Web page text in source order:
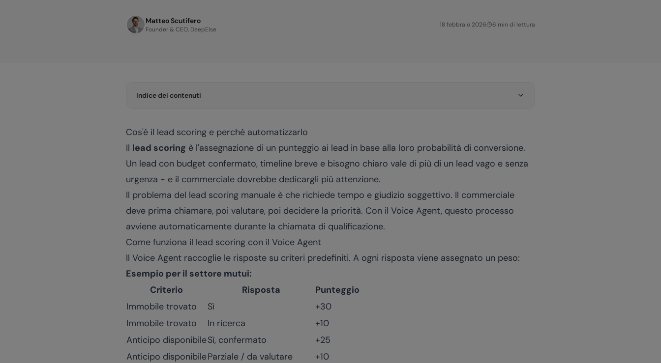
Matteo Scutifero
Founder & CEO, DeepElse
18 febbraio 2026 6 min di lettura
Indice dei contenuti
Cos'è il lead scoring e perché automatizzarlo
Il lead scoring è l'assegnazione di un punteggio ai lead in base alla loro probabilità di conversione.
Un lead con budget confermato, timeline breve e bisogno chiaro vale di più di un lead vago e senza
urgenza - e il commerciale dovrebbe dedicargli più attenzione.
Il problema del lead scoring manuale è che richiede tempo e giudizio soggettivo. Il commerciale
deve prima chiamare, poi valutare, poi decidere la priorità. Con il Voice Agent, questo processo
avviene automaticamente durante la chiamata di qualificazione.
Come funziona il lead scoring con il Voice Agent
Il Voice Agent raccoglie le risposte su criteri predefiniti. A ogni risposta viene assegnato un peso:
Esempio per il settore mutui:
Criterio
Risposta
Punteggio
Immobile trovato
Sì
+30
Immobile trovato
In ricerca
+10
Anticipo disponibileSì, confermato
+25
Anticipo disponibileParziale / da valutare
+10